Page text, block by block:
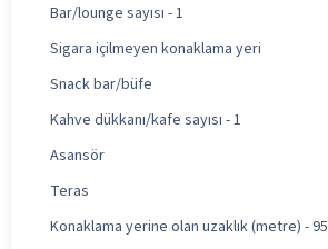
Bar/lounge sayısı - 1
Sigara içilmeyen konaklama yeri
Snack bar/büfe
Kahve dükkanı/kafe sayısı - 1
Asansör
Teras
Konaklama yerine olan uzaklık (metre) - 95